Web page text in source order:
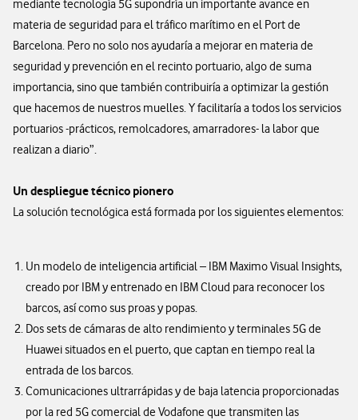
mediante tecnología 5G supondría un importante avance en
materia de seguridad para el tráfico marítimo en el Port de
Barcelona. Pero no solo nos ayudaría a mejorar en materia de
seguridad y prevención en el recinto portuario, algo de suma
importancia, sino que también contribuiría a optimizar la gestión
que hacemos de nuestros muelles. Y facilitaría a todos los servicios
portuarios -prácticos, remolcadores, amarradores- la labor que
realizan a diario”.
Un despliegue técnico pionero
La solución tecnológica está formada por los siguientes elementos:
Un modelo de inteligencia artificial – IBM Maximo Visual Insights,
creado por IBM y entrenado en IBM Cloud para reconocer los
barcos, así como sus proas y popas.
Dos sets de cámaras de alto rendimiento y terminales 5G de
Huawei situados en el puerto, que captan en tiempo real la
entrada de los barcos.
Comunicaciones ultrarrápidas y de baja latencia proporcionadas
por la red 5G comercial de Vodafone que transmiten las